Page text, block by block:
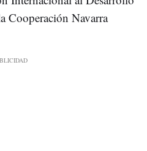
Cooperación Navarra